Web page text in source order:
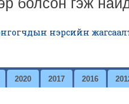
нэрсийн
2020 2017 2016